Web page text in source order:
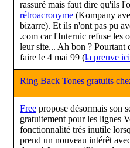
rassuré mais faut dire qu'ils
rétroacronyme (Kompany
bizarre). Et ils n'ont pas pu
.com car l'Internic refuse les
leur site... Ah bon ? Pourtant
faire le 4 mai 99 (la preuve ici
Ring Back Tones gratuits
Free propose désormais son
gratuitement pour les lignes
fonctionnalité très inutile
prend un nouveau intérêt